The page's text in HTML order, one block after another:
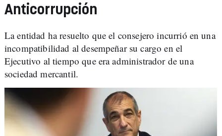
Anticorrupción
La entidad ha resuelto que el consejero incurrió en una
incompatibilidad al desempeñar su cargo en el
Ejecutivo al tiempo que era administrador de una
sociedad mercantil.